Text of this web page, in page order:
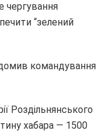
чергування
“зелений
командування
Роздільнянського
хабара — 1500